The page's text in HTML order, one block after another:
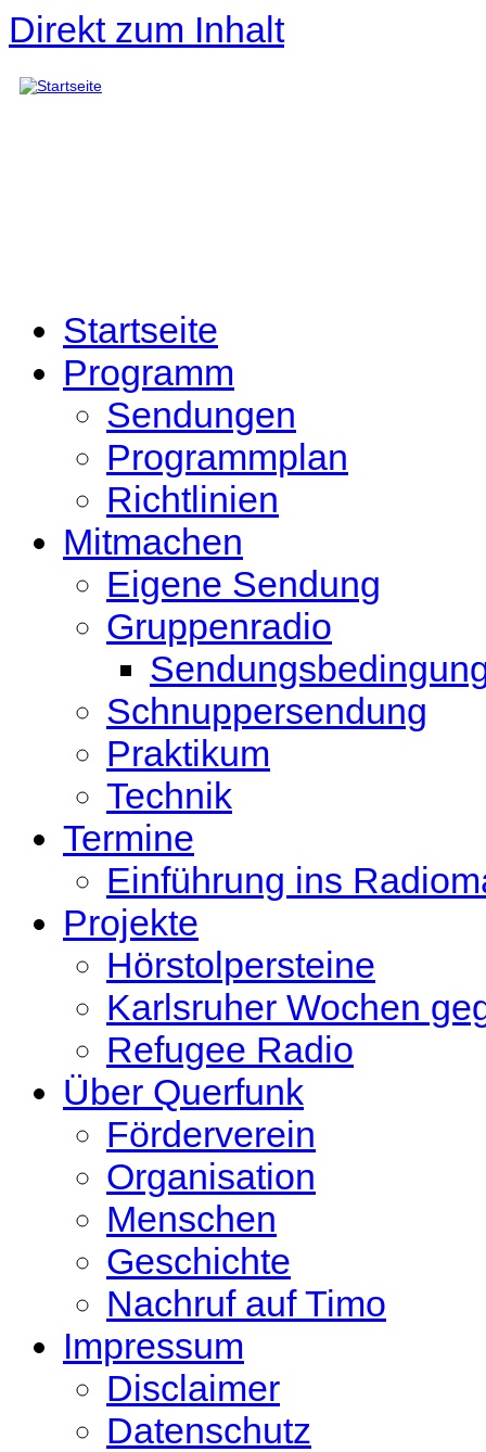
Direkt zum Inhalt
Startseite
Programm
Sendungen
Programmplan
Richtlinien
Mitmachen
Eigene Sendung
Gruppenradio
Schnuppersendung
Praktikum
Technik
Termine
Einführung ins
Projekte
Hörstolpersteine
Karlsruher Wochen
Refugee Radio
Über Querfunk
Förderverein
Organisation
Menschen
Geschichte
Nachruf auf Timo
Impressum
Disclaimer
Datenschutz